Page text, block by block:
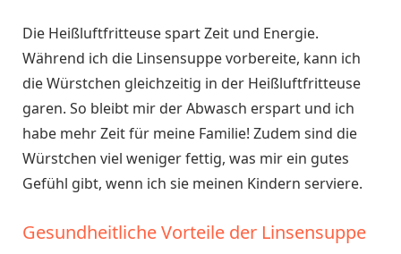
Die Heißluftfritteuse spart Zeit und Energie.
Während ich die Linsensuppe vorbereite, kann ich
die Würstchen gleichzeitig in der Heißluftfritteuse
garen. So bleibt mir der Abwasch erspart und ich
habe mehr Zeit für meine Familie! Zudem sind die
Würstchen viel weniger fettig, was mir ein gutes
Gefühl gibt, wenn ich sie meinen Kindern serviere.
Gesundheitliche Vorteile der Linsensuppe